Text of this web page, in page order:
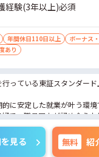
経験(3年以上)必須
年間休日110日以上 ボーナス
あり
っている東証スタンダード
に安定した就業が叶う環境
で、職員同士が認め合う文
、面接対策ポイントなど、
すのでお気軽にご相談くだ
見る 無料 紹